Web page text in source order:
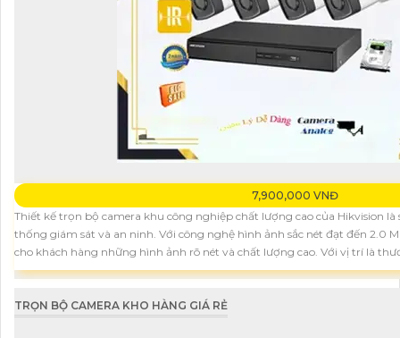
7,900,000 VNĐ
Thiết kế trọn bộ camera khu công nghiệp chất lượng cao của Hikvision là
thống giám sát và an ninh. Với công nghệ hình ảnh sắc nét đạt đến 2.0
cho khách hàng những hình ảnh rõ nét và chất lượng cao. Với vị trí là
TRỌN BỘ CAMERA KHO HÀNG GIÁ RẺ